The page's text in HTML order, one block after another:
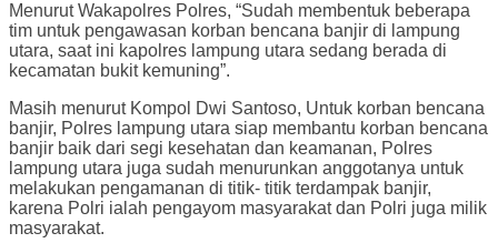
Menurut Wakapolres Polres, “Sudah membentuk beberapa
tim untuk pengawasan korban bencana banjir di lampung
utara, saat ini kapolres lampung utara sedang berada di
kecamatan bukit kemuning”.
Masih menurut Kompol Dwi Santoso, Untuk korban bencana
banjir, Polres lampung utara siap membantu korban bencana
banjir baik dari segi kesehatan dan keamanan, Polres
lampung utara juga sudah menurunkan anggotanya untuk
melakukan pengamanan di titik- titik terdampak banjir,
karena Polri ialah pengayom masyarakat dan Polri juga milik
masyarakat.